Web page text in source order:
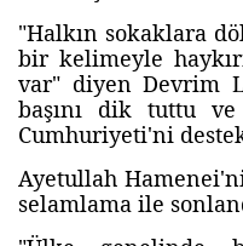
"Halkın sokaklara
bir kelimeyle
var" diyen Devrim
başını dik tuttu
Cumhuriyeti'ni
Ayetullah
selamlama ile